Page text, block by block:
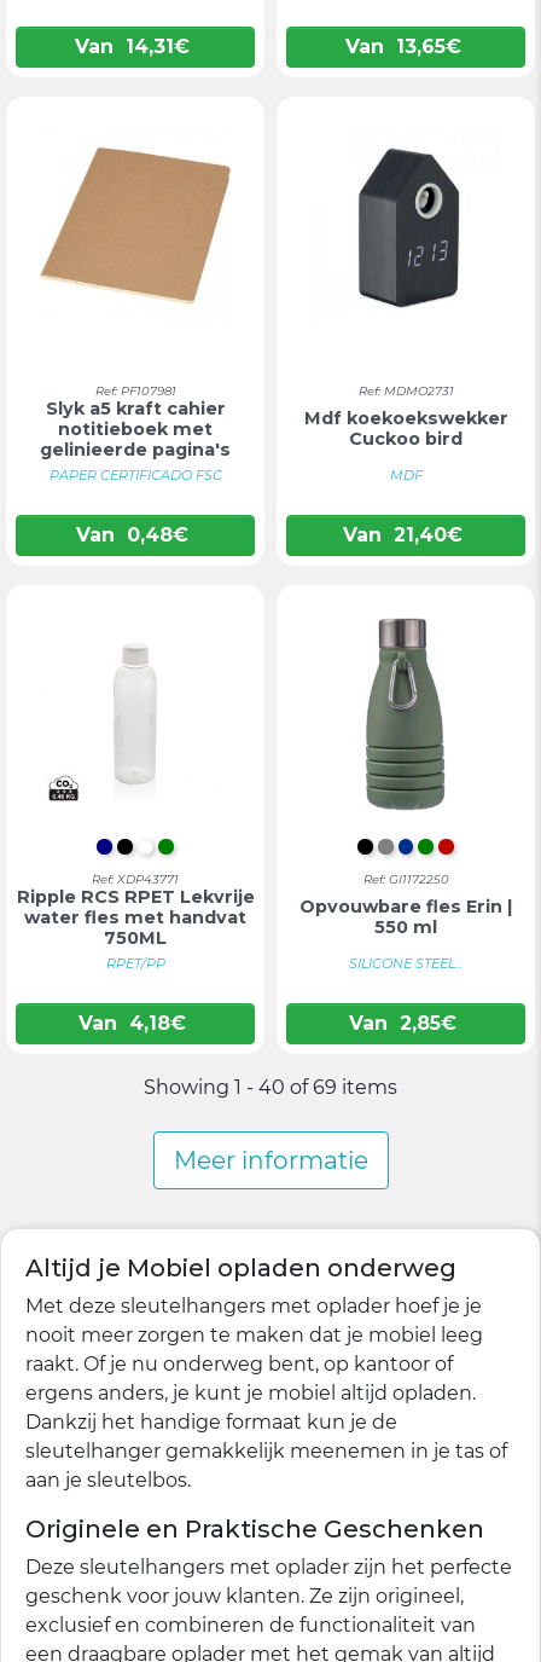
Van 14,31€ Van 13,65€
Ref: PF107981
Slyk a5 kraft cahier
notitieboek met
gelinieerde pagina's
PAPER CERTIFICADO FSC
Van 0,48€
Ref: MDMO2731
Mdf koekoekswekker
Cuckoo bird
MDF
Van 21,40€
DONKERBLAUW
ZWART
WITGROEN
Ref: XDP43771
Ripple RCS RPET Lekvrije
water fles met handvat
750ML
RPET/PP
Van 4,18€
ZWART
GRIJS
BLAUW
GROEN
ROOD
Ref: GI1172250
Opvouwbare fles Erin |
550 ml
SILICONE STEEL...
Van 2,85€
Showing 1 - 40 of 69 items
Meer informatie
Altijd je Mobiel opladen onderweg
Met deze sleutelhangers met oplader hoef je je
nooit meer zorgen te maken dat je mobiel leeg
raakt. Of je nu onderweg bent, op kantoor of
ergens anders, je kunt je mobiel altijd opladen.
Dankzij het handige formaat kun je de
sleutelhanger gemakkelijk meenemen in je tas of
aan je sleutelbos.
Originele en Praktische Geschenken
Deze sleutelhangers met oplader zijn het perfecte
geschenk voor jouw klanten. Ze zijn origineel,
exclusief en combineren de functionaliteit van
een draagbare oplader met het gemak van altijd